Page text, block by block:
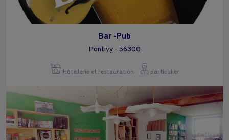
Bar -Pub
Pontivy - 56300
Hôtellerie et restauration particulier